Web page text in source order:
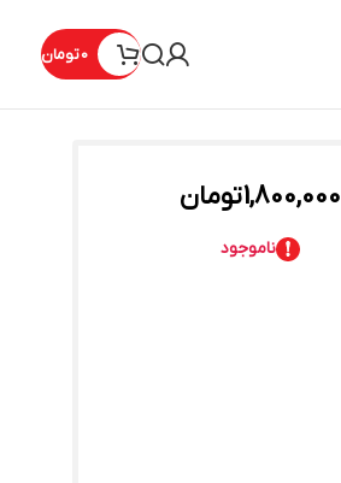
0تومان
1,800,000تومان
ناموجود